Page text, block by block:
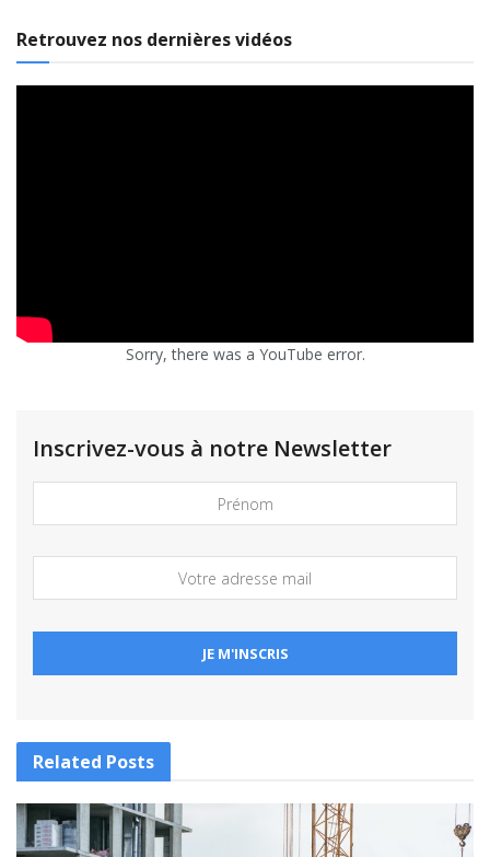
Retrouvez nos dernières vidéos
Sorry, there was a YouTube error.
Inscrivez-vous à notre Newsletter
Related Posts